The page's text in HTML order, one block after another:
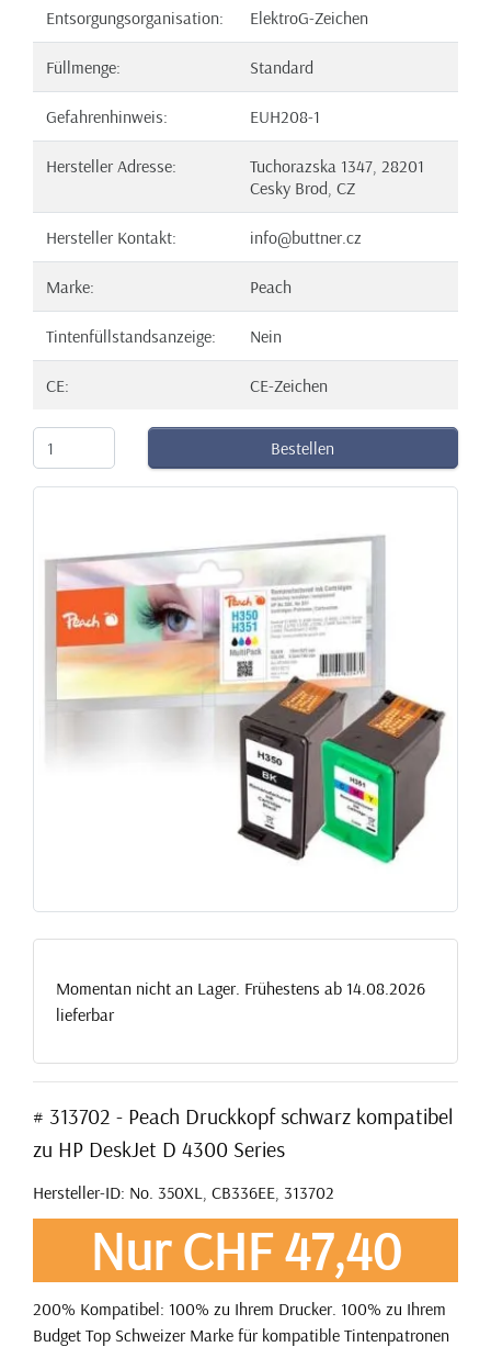
Entsorgungsorganisation: ElektroG-Zeichen
Füllmenge: Standard
Gefahrenhinweis: EUH208-1
Hersteller Adresse:
Tuchorazska 1347, 28201
Cesky Brod, CZ
Hersteller Kontakt: info@buttner.cz
Marke: Peach
Tintenfüllstandsanzeige: Nein
CE: CE-Zeichen
Bestellen
Momentan nicht an Lager. Frühestens ab 14.08.2026
lieferbar
# 313702 - Peach Druckkopf schwarz kompatibel
zu HP DeskJet D 4300 Series
Hersteller-ID: No. 350XL, CB336EE, 313702
Nur CHF 47,40
200% Kompatibel: 100% zu Ihrem Drucker. 100% zu Ihrem
Budget Top Schweizer Marke für kompatible Tintenpatronen